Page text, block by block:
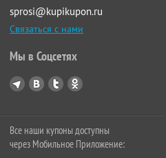
sprosi@kupikupon.ru
Связаться с нами
Мы в Соцсетях
Все наши купоны доступны
через Мобильное Приложение: